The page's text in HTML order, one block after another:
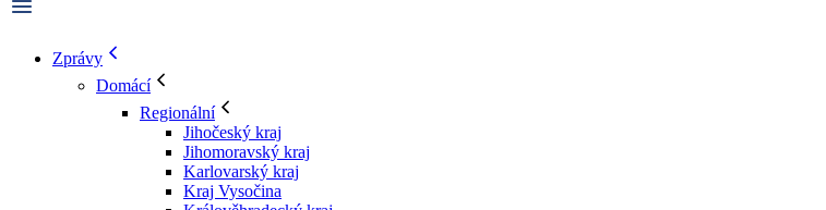
Zprávy
Domácí
Regionální
Jihočeský kraj
Jihomoravský kraj
Karlovarský kraj
Kraj Vysočina